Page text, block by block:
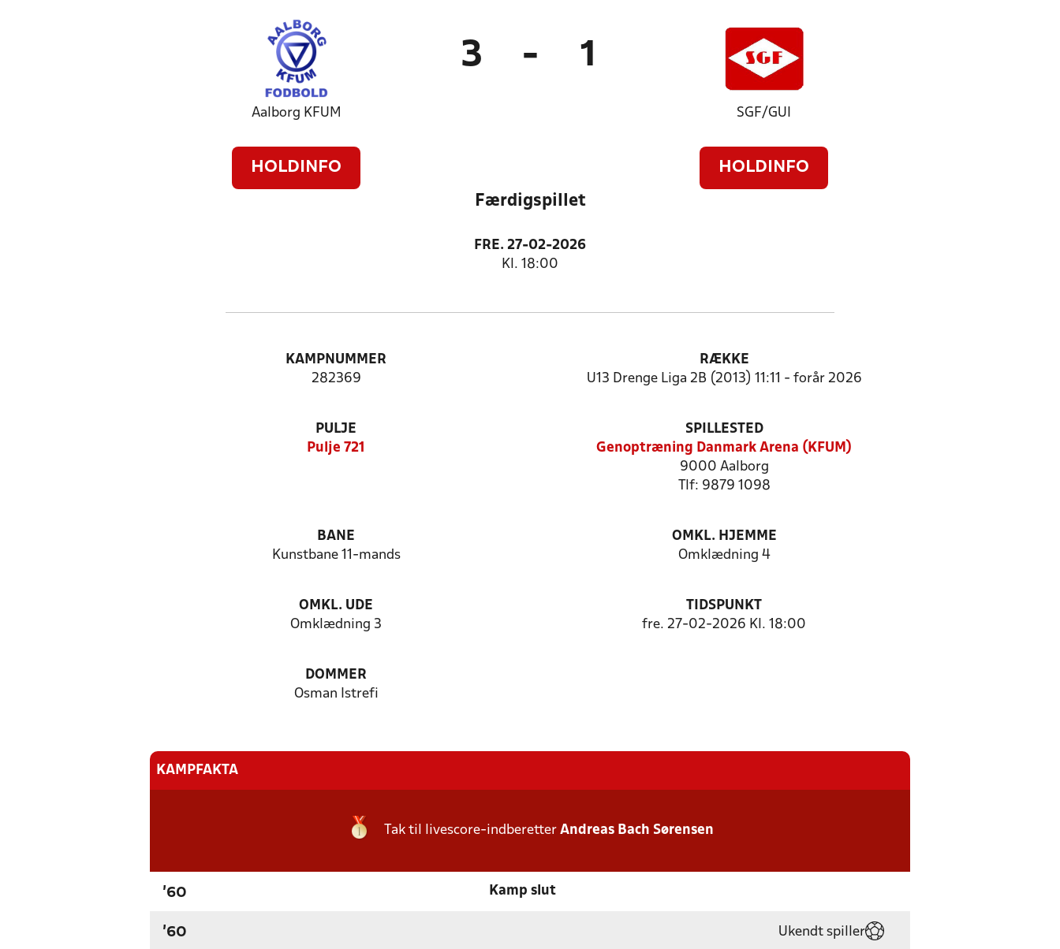
Aalborg KFUM
HOLDINFO
3 - 1
SGF/GUI
HOLDINFO
Færdigspillet
FRE. 27-02-2026
Kl. 18:00
KAMPNUMMER
282369
RÆKKE
U13 Drenge Liga 2B (2013) 11:11 - forår 2026
PULJE
Pulje 721
SPILLESTED
Genoptræning Danmark Arena (KFUM)
9000 Aalborg
Tlf: 9879 1098
BANE
Kunstbane 11-mands
OMKL. HJEMME
Omklædning 4
OMKL. UDE
Omklædning 3
TIDSPUNKT
fre. 27-02-2026 Kl. 18:00
DOMMER
Osman Istrefi
KAMPFAKTA
Tak til livescore-indberetter Andreas Bach Sørensen
'60 Kamp slut
'60 Ukendt spiller